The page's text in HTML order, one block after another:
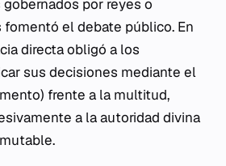
por reyes o
fomentó el debate público. En
directa obligó a los
sus decisiones mediante el
frente a la multitud,
a la autoridad divina